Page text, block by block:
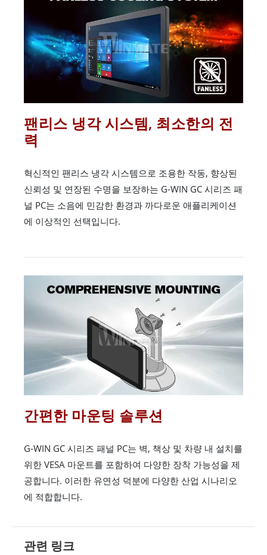
팬리스 냉각 시스템, 최소한의 전
력
혁신적인 팬리스 냉각 시스템으로 조용한 작동, 향상된
신뢰성 및 연장된 수명을 보장하는 G-WIN GC 시리즈 패
널 PC는 소음에 민감한 환경과 까다로운 애플리케이션
에 이상적인 선택입니다.
간편한 마운팅 솔루션
G-WIN GC 시리즈 패널 PC는 벽, 책상 및 차량 내 설치를
위한 VESA 마운트를 포함하여 다양한 장착 가능성을 제
공합니다. 이러한 유연성 덕분에 다양한 산업 시나리오
에 적합합니다.
관련 링크